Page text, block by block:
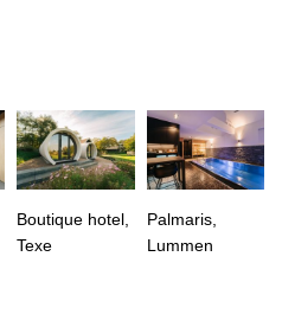
Boutique hotel,
Texe
Palmaris,
Lummen